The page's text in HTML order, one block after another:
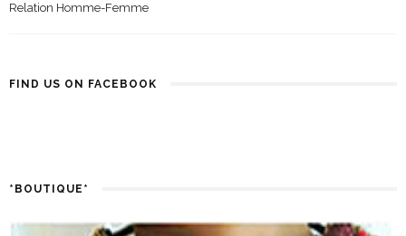
Relation Homme-Femme
FIND US ON FACEBOOK
*BOUTIQUE*